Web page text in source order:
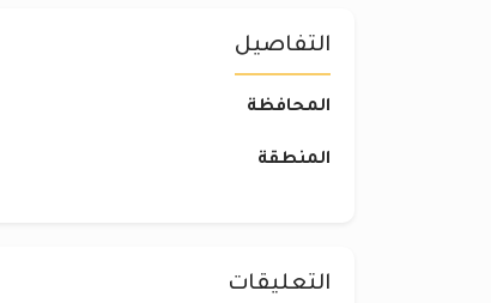
التفاصيل
المحافظة
المنطقة
التعليقات